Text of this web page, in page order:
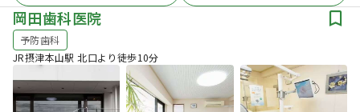
岡田歯科医院
予防歯科
JR摂津本山駅 北口より徒歩10分